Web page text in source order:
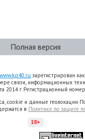
Полная версия
www.kp40.ru зарегистрирован
связи, информационных
2014 г. Регистрационный
cookie и данные геолокации
в Политике по защите
18+